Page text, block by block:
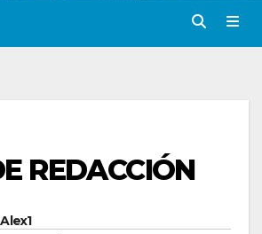
REDACCIÓN